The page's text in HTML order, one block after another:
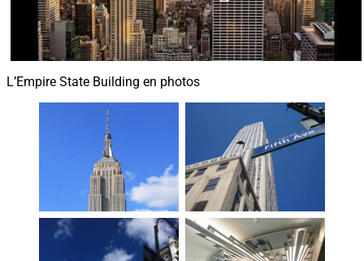
L’Empire State Building en photos